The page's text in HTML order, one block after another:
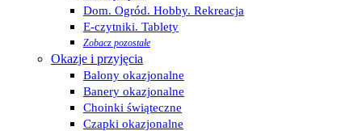
Dom. Ogród. Hobby. Rekreacja
E-czytniki. Tablety
Zobacz pozostałe
Okazje i przyjęcia
Balony okazjonalne
Banery okazjonalne
Choinki świąteczne
Czapki okazjonalne